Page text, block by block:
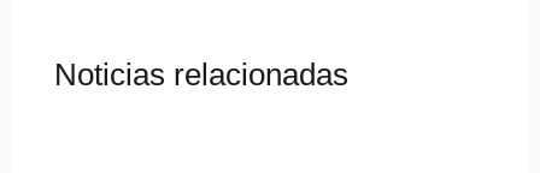
Noticias relacionadas